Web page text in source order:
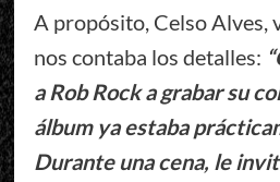
A propósito, Celso Alves,
nos contaba los detalles:
a Rob Rock a grabar su
álbum ya estaba
Durante una cena, le